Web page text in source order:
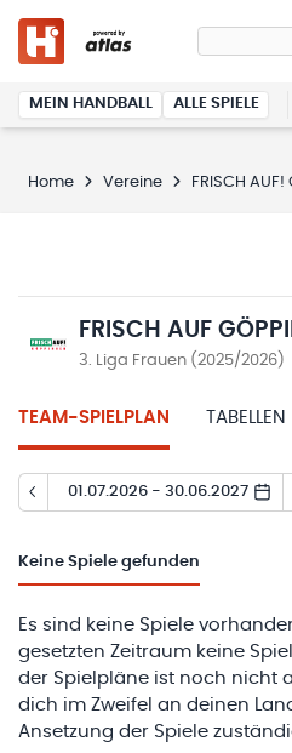
MEIN HANDBALL ALLE SPIELE
Home Vereine FRISCH
FRISCH AUF
3. Liga Frauen (2025/2026)
TEAM-SPIELPLAN TABELLEN
01.07.2026 - 30.06.2027
Keine Spiele gefunden
Es sind keine Spiele
gesetzten Zeitraum keine
der Spielpläne ist noch nicht
dich im Zweifel an deinen
Ansetzung der Spiele